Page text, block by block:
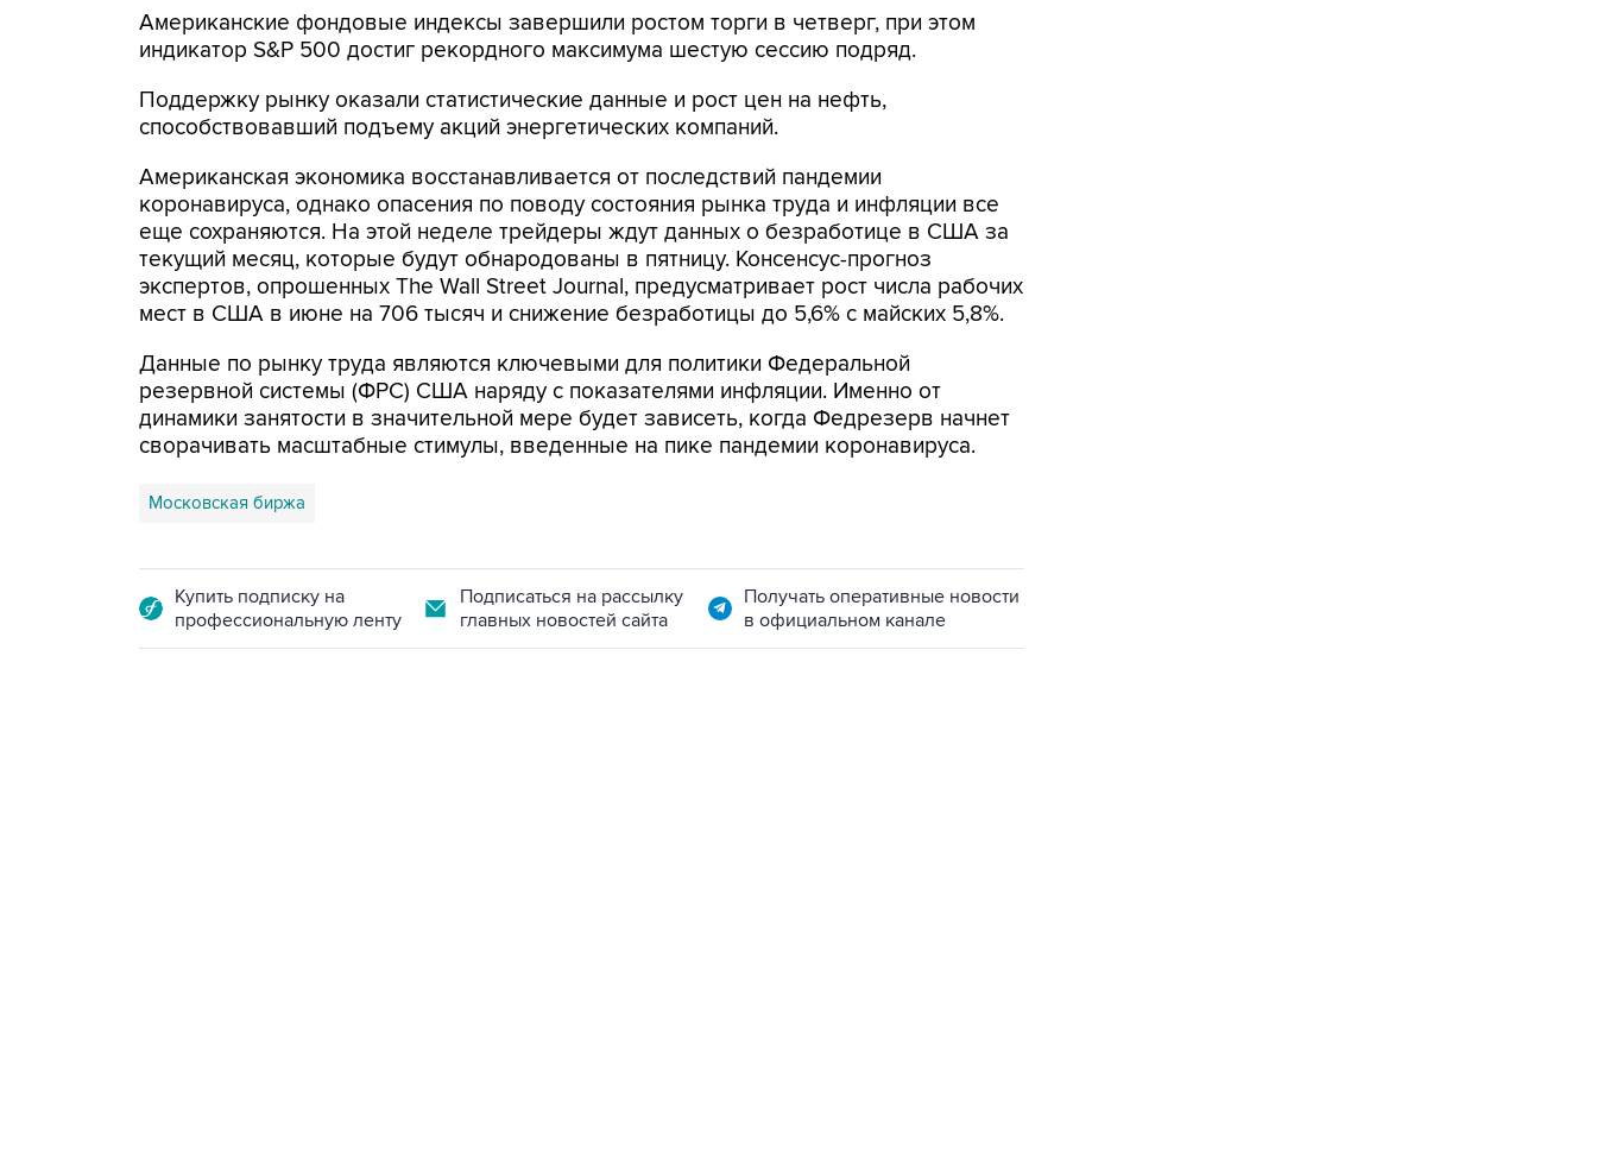
Американские фондовые индексы завершили ростом торги в четверг, при этом
индикатор S&P 500 достиг рекордного максимума шестую сессию подряд.
Поддержку рынку оказали статистические данные и рост цен на нефть,
способствовавший подъему акций энергетических компаний.
Американская экономика восстанавливается от последствий пандемии
коронавируса, однако опасения по поводу состояния рынка труда и инфляции все
еще сохраняются. На этой неделе трейдеры ждут данных о безработице в США за
текущий месяц, которые будут обнародованы в пятницу. Консенсус-прогноз
экспертов, опрошенных The Wall Street Journal, предусматривает рост числа рабочих
мест в США в июне на 706 тысяч и снижение безработицы до 5,6% с майских 5,8%.
Данные по рынку труда являются ключевыми для политики Федеральной
резервной системы (ФРС) США наряду с показателями инфляции. Именно от
динамики занятости в значительной мере будет зависеть, когда Федрезерв начнет
сворачивать масштабные стимулы, введенные на пике пандемии коронавируса.
Московская биржа
Купить подписку на
профессиональную ленту
Подписаться на рассылку
главных новостей сайта
Получать оперативные новости
в официальном канале